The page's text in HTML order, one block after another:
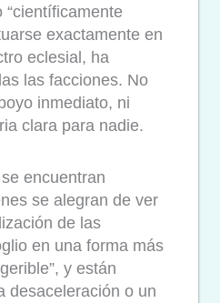
“científicamente
exactamente en
eclesial, ha
las facciones. No
inmediato, ni
clara para nadie.
se encuentran
se alegran de ver
de las
en una forma más
y están
desaceleración o un